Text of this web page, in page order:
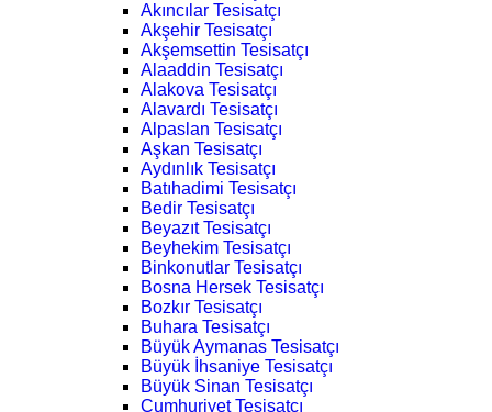
Akıncılar Tesisatçı
Akşehir Tesisatçı
Akşemsettin Tesisatçı
Alaaddin Tesisatçı
Alakova Tesisatçı
Alavardı Tesisatçı
Alpaslan Tesisatçı
Aşkan Tesisatçı
Aydınlık Tesisatçı
Batıhadimi Tesisatçı
Bedir Tesisatçı
Beyazıt Tesisatçı
Beyhekim Tesisatçı
Binkonutlar Tesisatçı
Bosna Hersek Tesisatçı
Bozkır Tesisatçı
Buhara Tesisatçı
Büyük Aymanas Tesisatçı
Büyük İhsaniye Tesisatçı
Büyük Sinan Tesisatçı
Cumhuriyet Tesisatçı